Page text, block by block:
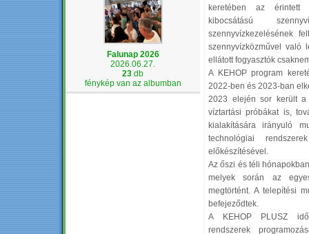
Falunap 2026
2026.06.27.
23 db
fénykép van az albumban
keretében az érintett
kibocsátású
szennyvízkezelésének
szennyvízközművel való
ellátott fogyasztók
A KEHOP program
2022-ben és 2023-ban
2023 elején sor került a
víztartási próbákat is,
kialakítására irányuló
technológiai
előkészítésével.
Az őszi és téli
melyek során az
megtörtént. A telepítési
befejeződtek.
A KEHOP PLUSZ
rendszerek